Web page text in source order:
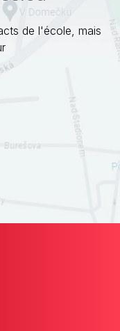
de l'école, mais